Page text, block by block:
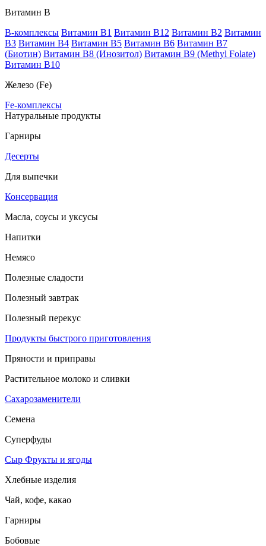
Витамин В
B-комплексы Витамин B1 Витамин B12 Витамин B2 Витамин
B3 Витамин B4 Витамин B5 Витамин B6 Витамин B7
(Биотин) Витамин B8 (Инозитол) Витамин B9 (Methyl Folate)
Витамин В10
Железо (Fe)
Fe-комплексы
Натуральные продукты
Гарниры
Десерты
Для выпечки
Консервация
Масла, соусы и уксусы
Напитки
Немясо
Полезные сладости
Полезный завтрак
Полезный перекус
Продукты быстрого приготовления
Пряности и приправы
Растительное молоко и сливки
Сахарозаменители
Семена
Суперфуды
Сыр Фрукты и ягоды
Хлебные изделия
Чай, кофе, какао
Гарниры
Бобовые